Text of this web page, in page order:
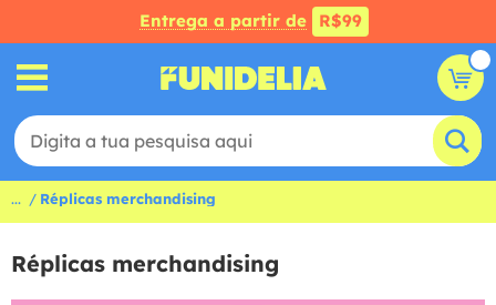
Entrega a partir de R$99
... Réplicas merchandising
Réplicas merchandising